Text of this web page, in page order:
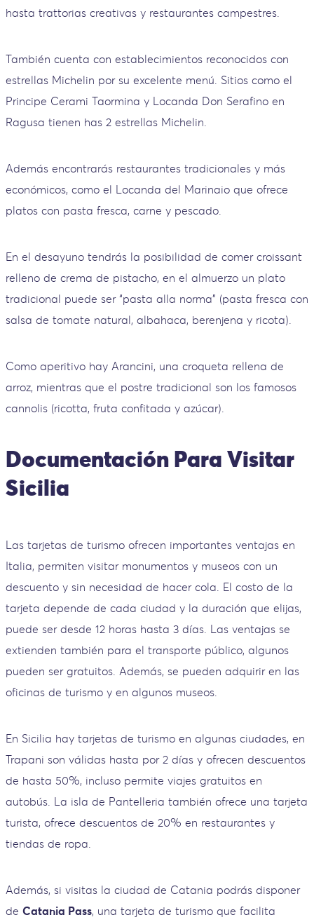
hasta trattorias creativas y restaurantes campestres.
También cuenta con establecimientos reconocidos con
estrellas Michelin por su excelente menú. Sitios como el
Principe Cerami Taormina y Locanda Don Serafino en
Ragusa tienen has 2 estrellas Michelin.
Además encontrarás restaurantes tradicionales y más
económicos, como el Locanda del Marinaio que ofrece
platos con pasta fresca, carne y pescado.
En el desayuno tendrás la posibilidad de comer croissant
relleno de crema de pistacho, en el almuerzo un plato
tradicional puede ser “pasta alla norma” (pasta fresca con
salsa de tomate natural, albahaca, berenjena y ricota).
Como aperitivo hay Arancini, una croqueta rellena de
arroz, mientras que el postre tradicional son los famosos
cannolis (ricotta, fruta confitada y azúcar).
Documentación Para Visitar
Sicilia
Las tarjetas de turismo ofrecen importantes ventajas en
Italia, permiten visitar monumentos y museos con un
descuento y sin necesidad de hacer cola. El costo de la
tarjeta depende de cada ciudad y la duración que elijas,
puede ser desde 12 horas hasta 3 días. Las ventajas se
extienden también para el transporte público, algunos
pueden ser gratuitos. Además, se pueden adquirir en las
oficinas de turismo y en algunos museos.
En Sicilia hay tarjetas de turismo en algunas ciudades, en
Trapani son válidas hasta por 2 días y ofrecen descuentos
de hasta 50%, incluso permite viajes gratuitos en
autobús. La isla de Pantelleria también ofrece una tarjeta
turista, ofrece descuentos de 20% en restaurantes y
tiendas de ropa.
Además, si visitas la ciudad de Catania podrás disponer
de Catania Pass, una tarjeta de turismo que facilita